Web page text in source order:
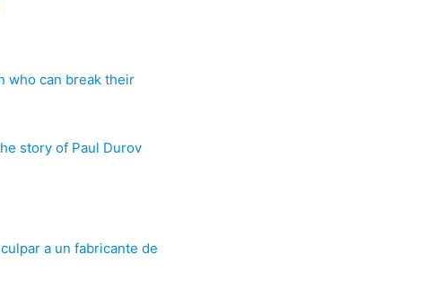
who can break their
story of Paul Durov
a un fabricante de